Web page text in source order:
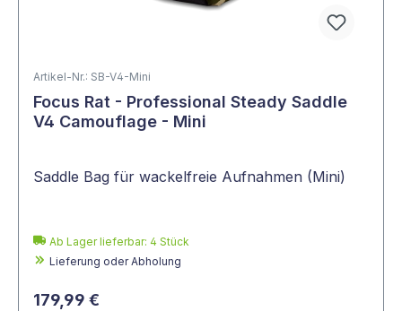
Artikel-Nr.: SB-V4-Mini
Focus Rat - Professional Steady Saddle
V4 Camouflage - Mini
Saddle Bag für wackelfreie Aufnahmen (Mini)
Ab Lager lieferbar: 4 Stück
Lieferung oder Abholung
179,99 €